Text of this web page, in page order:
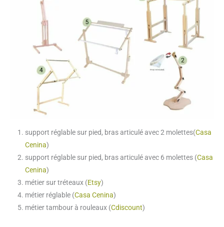
support réglable sur pied, bras articulé avec 2 molettes(Casa
Cenina)
support réglable sur pied, bras articulé avec 6 molettes (Casa
Cenina)
métier sur tréteaux (Etsy)
métier réglable (Casa Cenina)
métier tambour à rouleaux (Cdiscount)